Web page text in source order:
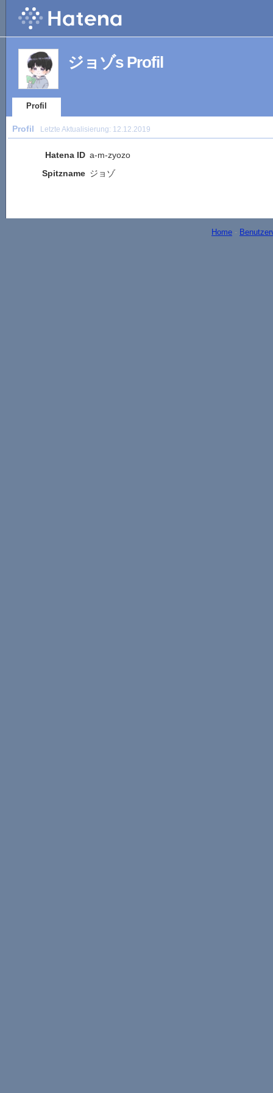
ジョゾs Profil
Profil
Profil Letzte Aktualisierung: 12.12.2019
Hatena ID a-m-zyozo
Spitzname ジョゾ
Home -